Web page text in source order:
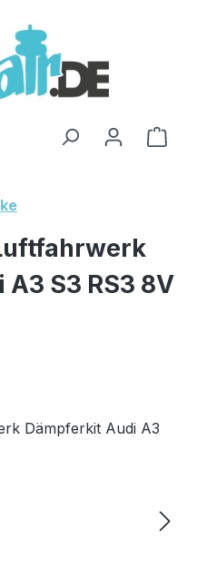
S3 RS3 8V